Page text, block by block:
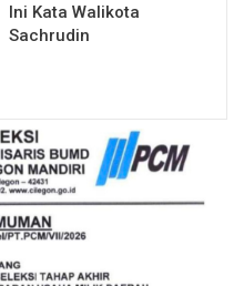
Ini Kata Walikota
Sachrudin